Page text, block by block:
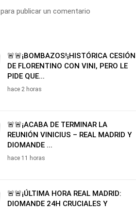
para publicar un comentario
🚨🚨¡BOMBAZOS!¡HISTÓRICA CESIÓN
DE FLORENTINO CON VINI, PERO LE
PIDE QUE...
hace 2 horas
🚨🚨¡ACABA DE TERMINAR LA
REUNIÓN VINICIUS – REAL MADRID Y
DIOMANDE ...
hace 11 horas
🚨🚨¡ÚLTIMA HORA REAL MADRID:
DIOMANDE 24H CRUCIALES Y